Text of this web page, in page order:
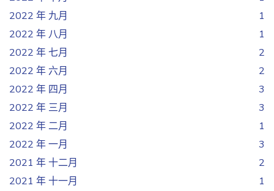
2022 年 九月
1
2022 年 八月
1
2022 年 七月
2
2022 年 六月
2
2022 年 四月
3
2022 年 三月
3
2022 年 二月
1
2022 年 一月
3
2021 年 十二月
2
2021 年 十一月
1